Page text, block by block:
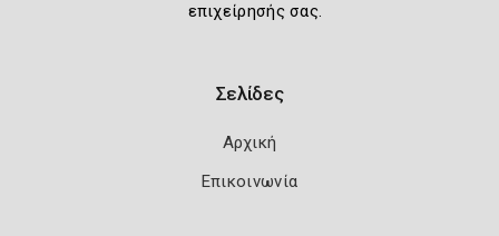
επιχείρησής σας.
Σελίδες
Αρχική
Επικοινωνία